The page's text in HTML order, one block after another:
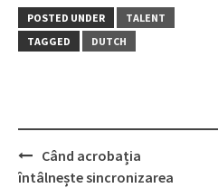
POSTED UNDER
TALENT
TAGGED
DUTCH
Post
navigation
Când acrobația
întâlnește sincronizarea